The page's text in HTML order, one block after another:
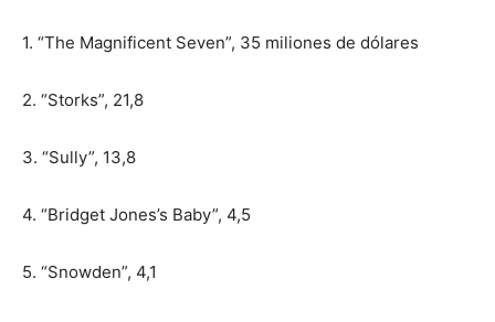
1. “The Magnificent Seven”, 35 miliones de dólares
2. “Storks”, 21,8
3. “Sully”, 13,8
4. “Bridget Jones’s Baby”, 4,5
5. “Snowden”, 4,1